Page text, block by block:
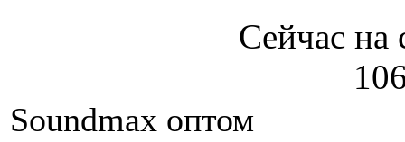
Сейчас на
Soundmax оптом